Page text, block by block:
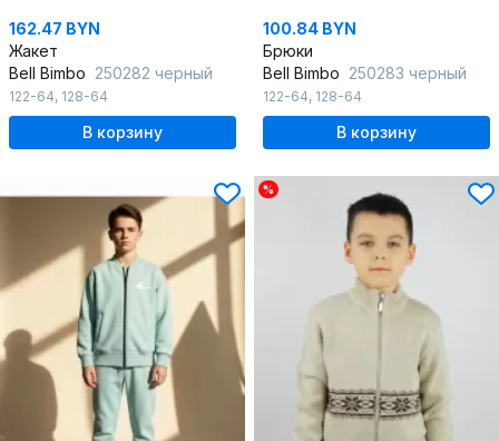
162.47 BYN
Жакет
Bell Bimbo 250282 черный
122-64, 128-64
В корзину
100.84 BYN
Брюки
Bell Bimbo 250283 черный
122-64, 128-64
В корзину
%